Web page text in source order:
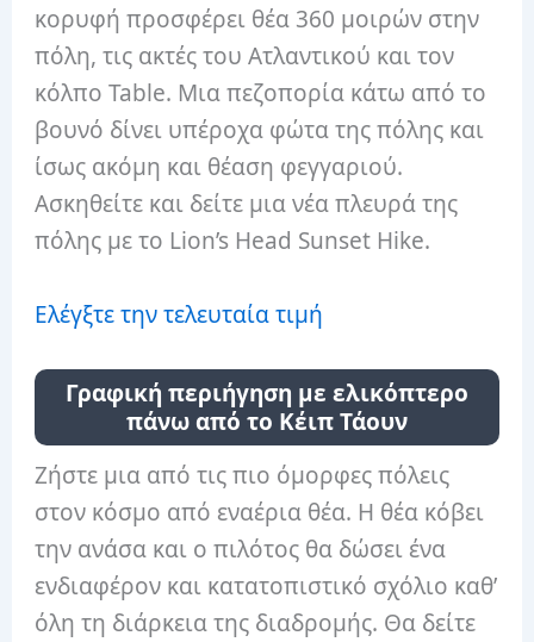
κορυφή προσφέρει θέα 360 μοιρών στην
πόλη, τις ακτές του Ατλαντικού και τον
κόλπο Table. Μια πεζοπορία κάτω από το
βουνό δίνει υπέροχα φώτα της πόλης και
ίσως ακόμη και θέαση φεγγαριού.
Ασκηθείτε και δείτε μια νέα πλευρά της
πόλης με το Lion’s Head Sunset Hike.
Ελέγξτε την τελευταία τιμή
Γραφική περιήγηση με ελικόπτερο
πάνω από το Κέιπ Τάουν
Ζήστε μια από τις πιο όμορφες πόλεις
στον κόσμο από εναέρια θέα. Η θέα κόβει
την ανάσα και ο πιλότος θα δώσει ένα
ενδιαφέρον και κατατοπιστικό σχόλιο καθ’
όλη τη διάρκεια της διαδρομής. Θα δείτε